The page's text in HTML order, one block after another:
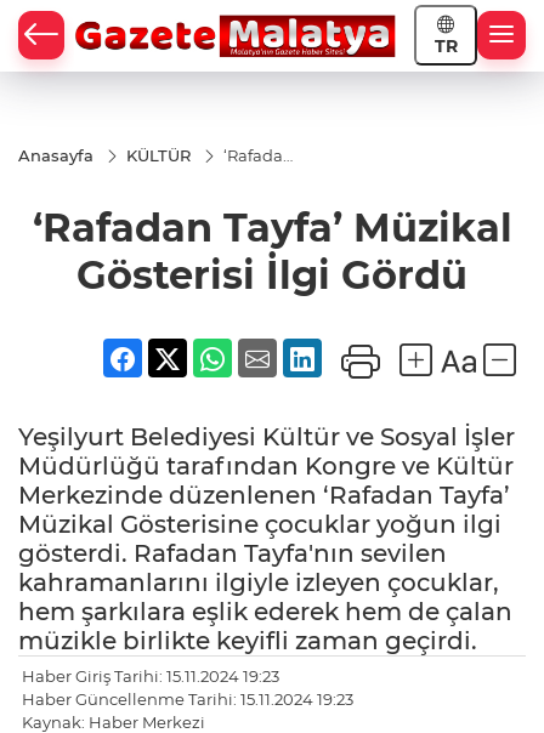
TR
Anasayfa KÜLTÜR
‘Rafadan
Gösterisi
İlgi
Gördü
‘Rafadan Tayfa’ Müzikal
Gösterisi İlgi Gördü
Yeşilyurt Belediyesi Kültür ve Sosyal İşler
Müdürlüğü tarafından Kongre ve Kültür
Merkezinde düzenlenen ‘Rafadan Tayfa’
Müzikal Gösterisine çocuklar yoğun ilgi
gösterdi. Rafadan Tayfa'nın sevilen
kahramanlarını ilgiyle izleyen çocuklar,
hem şarkılara eşlik ederek hem de çalan
müzikle birlikte keyifli zaman geçirdi.
Haber Giriş Tarihi: 15.11.2024 19:23
Haber Güncellenme Tarihi: 15.11.2024 19:23
Kaynak: Haber Merkezi